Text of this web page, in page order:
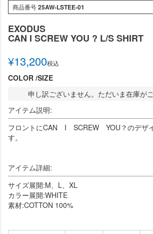
商品番号25AW-LSTEE-01
EXODUS
CAN I SCREW YOU ? L/S SHIRT
¥13,200税込
COLOR SIZE
申し訳ございません。ただいま在庫が
アイテム説明:
フロントにCAN I SCREW YOU？のデザ
す。
アイテム詳細:
サイズ展開:M、L、XL
カラー展開:WHITE
素材:COTTON 100%